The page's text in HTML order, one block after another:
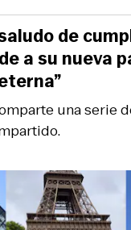
una serie
de
a su nueva